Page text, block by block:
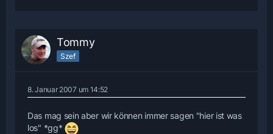
Tommy
Szef
8. Januar 2007 um 14:52
Das mag sein aber wir können immer sagen "hier ist was
los" *gg*